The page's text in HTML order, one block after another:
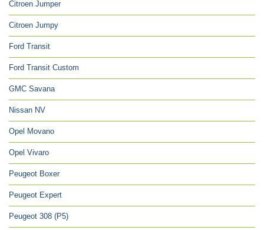
Citroen Jumper
Citroen Jumpy
Ford Transit
Ford Transit Custom
GMC Savana
Nissan NV
Opel Movano
Opel Vivaro
Peugeot Boxer
Peugeot Expert
Peugeot 308 (P5)